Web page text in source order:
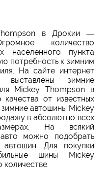
в Дрокии —
количество
населенного пункта
потребность к зимним
На сайте интернет
выставлены зимние
Mickey Thompson в
от известных
автошины Mickey
в абсолютно всех
На всякий
можно подобрать
автошин. Для покупки
шины Mickey